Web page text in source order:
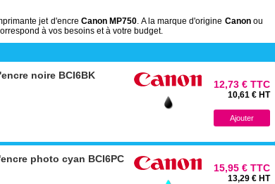
jet d'encre Canon MP750 . A la marque d'origine Canonou
à vos besoins et à votre budget.
noire BCI6BK
12,73 € TTC
10,61 € HT
photo cyan BCI6PC
15,95 € TTC
13,29 € HT